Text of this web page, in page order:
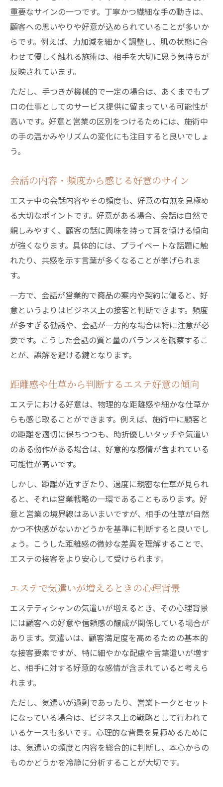
重要なサインの一つです。丁寧かつ繊細な手の動きは、
顧客への思いやりや好意が込められていることが多いか
らです。例えば、力加減を細かく調整し、肌の状態に合
わせて優しく触れる施術は、相手を大切に思う気持ちが
反映されています。
ただし、手つきが機械的で一定の場合は、あくまでもプ
ロの仕事としてのサービス提供に留まっている可能性が
高いです。好意と営業の区別をつけるためには、施術中
の手の温かみやリズムの変化にも注目すると良いでしょ
う。
会話の内容・頻度から感じる好意のサイン
エステ中の会話内容やその頻度も、好意の有無を見極め
る大切なポイントです。好意がある場合、会話は自然で
親しみやすく、顧客の話に興味を持って耳を傾ける傾向
が強くなります。具体的には、プライベートな話題に触
れたり、共感を示す言葉が多くなることが挙げられま
す。
一方で、会話が営業的で商品の案内や契約に偏ると、好
意というよりはビジネス上の接客と判断できます。頻度
が多すぎる勧誘や、会話が一方的な場合は特に注意が必
要です。こうした会話の質と量のバランスを観察するこ
とが、誤解を避ける鍵となります。
距離感や仕草から判断するエステ好意の傾向
エステにおける好意は、物理的な距離感や細かな仕草か
らも感じ取ることができます。例えば、施術中に顧客と
の距離を適切に保ちつつも、時折優しいタッチや気遣い
のある動作がある場合は、好意的な感情が含まれている
可能性が高いです。
しかし、距離が近すぎたり、過度に親密な仕草が見られ
ると、それは営業戦略の一環であることもあります。好
意と営業の境界線はあいまいですが、相手の仕草が自然
かつ不快感がないかどうかを基準に判断すると良いでし
ょう。こうした距離感の微妙な差異を理解することで、
エステの接客をより安心して受けられます。
エステで気遣いが増えるときの心理背景
エステティシャンの気遣いが増えるとき、その心理背景
には顧客への好意や信頼感の醸成が関係している場合が
あります。気遣いは、顧客満足度を高めるための基本的
な接客要素ですが、特に細やかな配慮や言葉遣いが増す
と、相手に対する好意的な感情が含まれていると考えら
れます。
ただし、気遣いが過剰であったり、営業トークとセット
になっている場合は、ビジネス上の戦略として行われて
いるケースも多いです。心理的な背景を見極めるために
は、気遣いの頻度と内容を総合的に判断し、本心からの
ものかどうかを冷静に分析することが大切です。